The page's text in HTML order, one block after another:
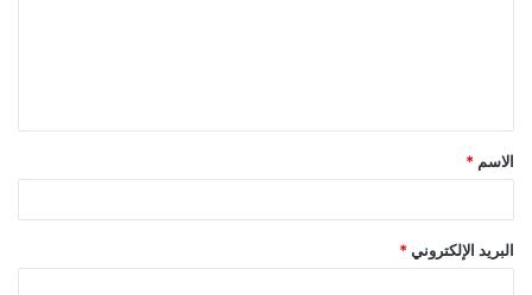
الاسم*
البريد الإلكتروني*